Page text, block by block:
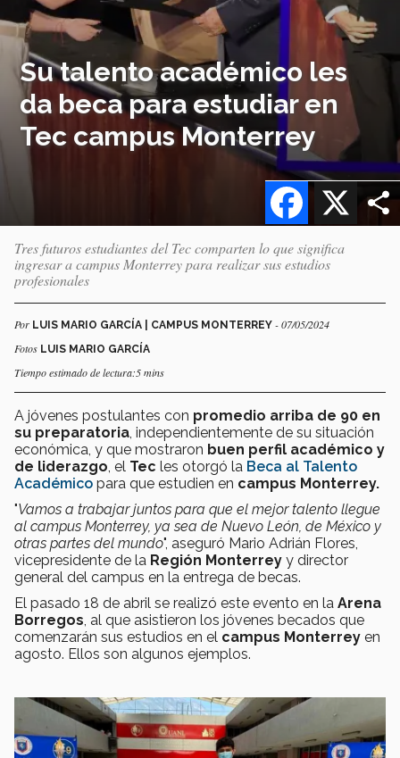
Su talento académico les
da beca para estudiar en
Tec campus Monterrey
X
Facebook
Tres futuros estudiantes del Tec comparten lo que significa
ingresar a campus Monterrey para realizar sus estudios
profesionales
Por LUIS MARIO GARCÍA | CAMPUS MONTERREY - 07/05/2024
Fotos LUIS MARIO GARCÍA
Tiempo estimado de lectura:5 mins
A jóvenes postulantes con promedio arriba de 90 en
su preparatoria , independientemente de su situación
económica, y que mostraron buen perfil académico y
de liderazgo , el Tec les otorgó la Beca al Talento
Académico para que estudien en campus Monterrey.
"Vamos a trabajar juntos para que el mejor talento llegue
al campus Monterrey, ya sea de Nuevo León, de México y
otras partes del mundo", aseguró Mario Adrián Flores,
vicepresidente de la Región Monterrey y director
general del campus en la entrega de becas.
El pasado 18 de abril se realizó este evento en la Arena
Borregos , al que asistieron los jóvenes becados que
comenzarán sus estudios en el campus Monterrey en
agosto. Ellos son algunos ejemplos.